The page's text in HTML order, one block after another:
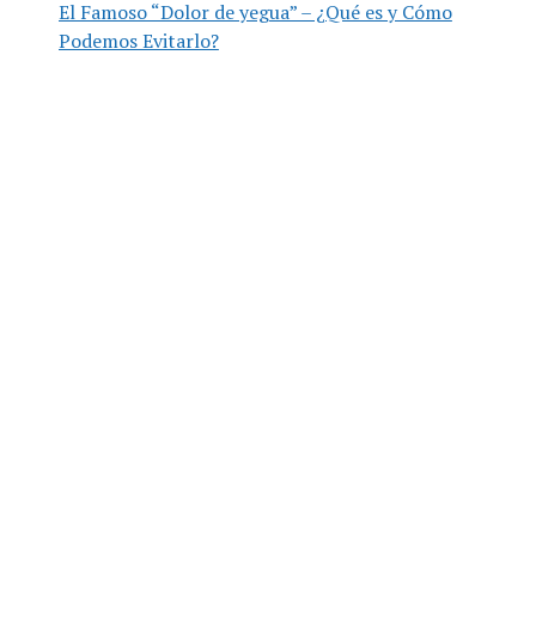
El Famoso “Dolor de yegua” – ¿Qué es y Cómo
Podemos Evitarlo?